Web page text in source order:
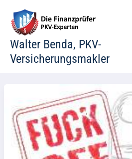
Inhalt
springen
Walter Benda, PKV-
Versicherungsmakler